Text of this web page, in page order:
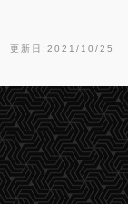
更新日:2021/10/25